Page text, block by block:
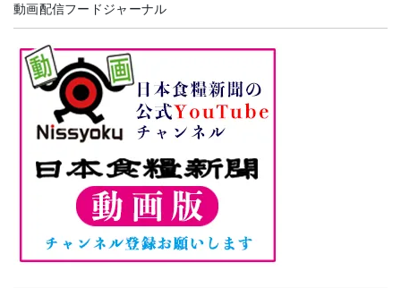
動画配信フードジャーナル